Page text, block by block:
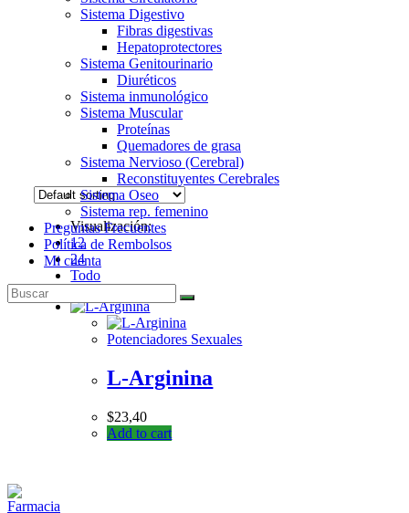
Sistema Digestivo
Fibras digestivas
Hepatoprotectores
Sistema Genitourinario
Diuréticos
Sistema inmunológico
Sistema Muscular
Proteínas
Quemadores de grasa
Sistema Nervioso (Cerebral)
Reconstituyentes Cerebrales
Sistema Oseo
Sistema rep. femenino
Preguntas Frecuentes
Política de Rembolsos
Mi cuenta
Visualización:
12
24
Todo
Potenciadores Sexuales
L-Arginina
$23,40
Add to cart